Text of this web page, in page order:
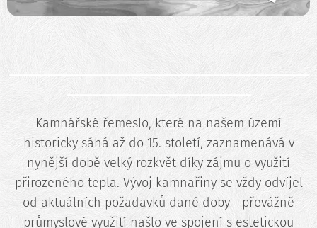
_______________________________________________
_____________________________
Kamnářské řemeslo, které na našem území
historicky sáhá až do 15. století, zaznamenává v
nynější době velký rozkvět díky zájmu o využití
přirozeného tepla. Vývoj kamnařiny se vždy odvíjel
od aktuálních požadavků dané doby - převážně
průmyslové využití našlo ve spojení s estetickou